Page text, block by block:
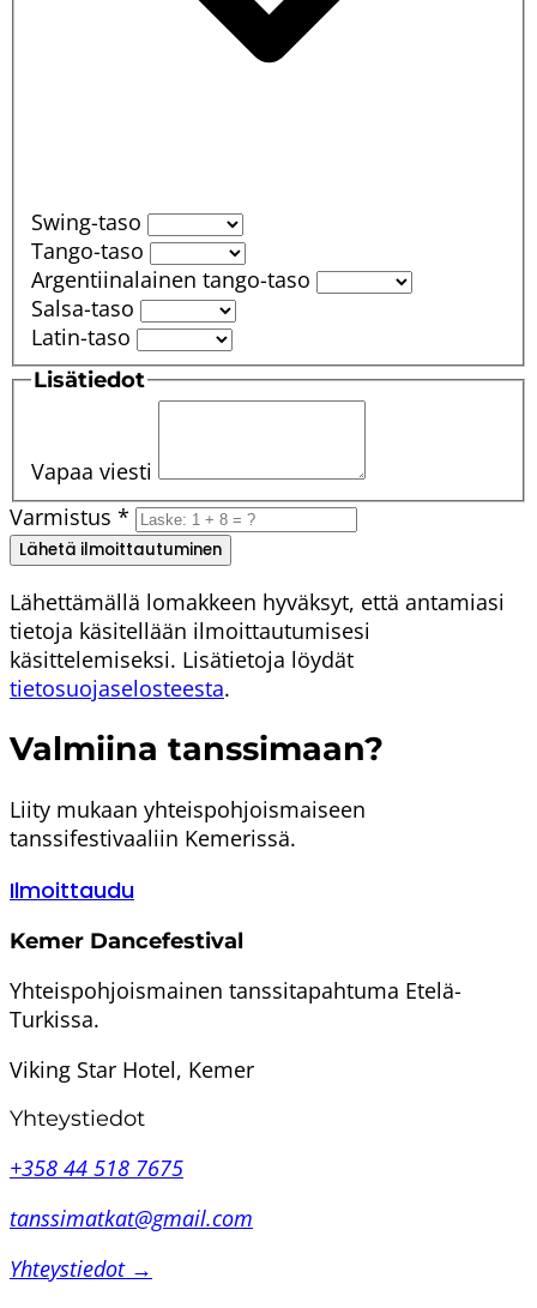
Swing-taso
Tango-taso
Argentiinalainen tango-taso
Salsa-taso
Latin-taso
Lisätiedot
Vapaa viesti
Varmistus *
Lähetä ilmoittautuminen
Lähettämällä lomakkeen hyväksyt, että antamiasi
tietoja käsitellään ilmoittautumisesi
käsittelemiseksi. Lisätietoja löydät
tietosuojaselosteesta.
Valmiina tanssimaan?
Liity mukaan yhteispohjoismaiseen
tanssifestivaaliin Kemerissä.
Ilmoittaudu
Kemer Dancefestival
Yhteispohjoismainen tanssitapahtuma Etelä-
Turkissa.
Viking Star Hotel, Kemer
Yhteystiedot
+358 44 518 7675
tanssimatkat@gmail.com
Yhteystiedot →